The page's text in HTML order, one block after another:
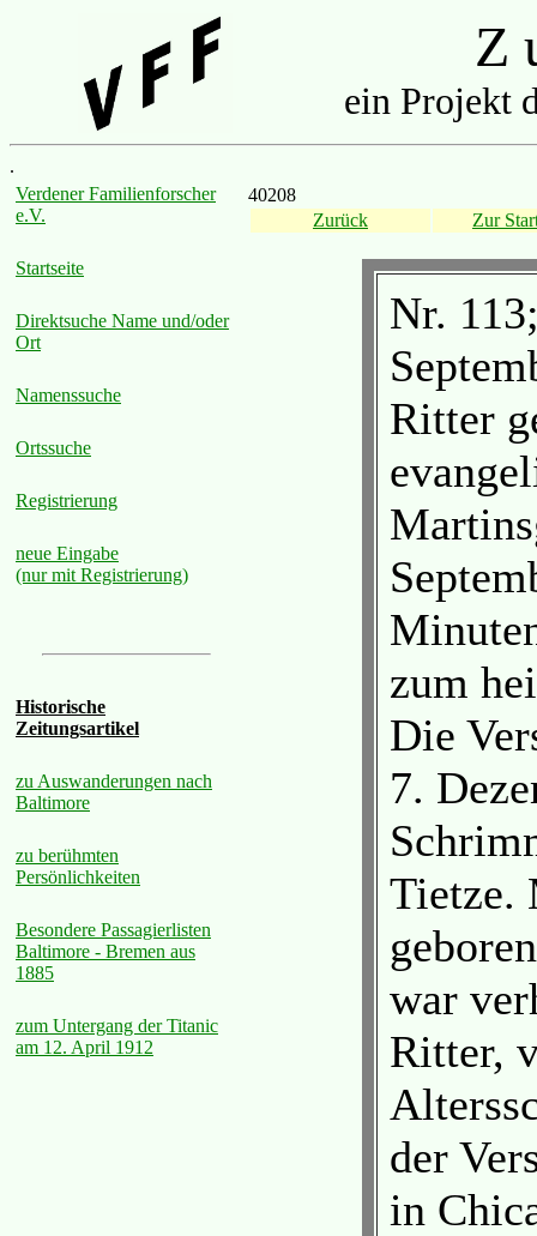
Z
ein Projekt
.
Verdener Familienforscher
e.V.
Startseite
Direktsuche Name und/oder
Ort
Namenssuche
Ortssuche
Registrierung
neue Eingabe
(nur mit Registrierung)
Historische
Zeitungsartikel
zu Auswanderungen nach
Baltimore
zu berühmten
Persönlichkeiten
Besondere Passagierlisten
Baltimore - Bremen aus
1885
zum Untergang der Titanic
am 12. April 1912
40208
Zurück
Zur
Nr.
Ritter
zum
Die
7.
Tietze.
war
Ritter,
der
in